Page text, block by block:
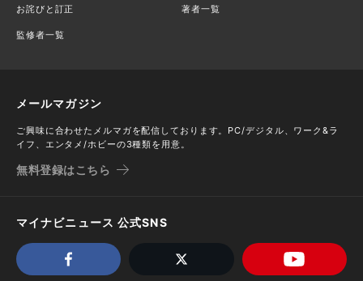
お詫びと訂正 著者一覧
監修者一覧
メールマガジン
ご興味に合わせたメルマガを配信しております。PC/デジタル、ワーク&ラ
イフ、エンタメ/ホビーの3種類を用意。
無料登録はこちら
マイナビニュース 公式SNS